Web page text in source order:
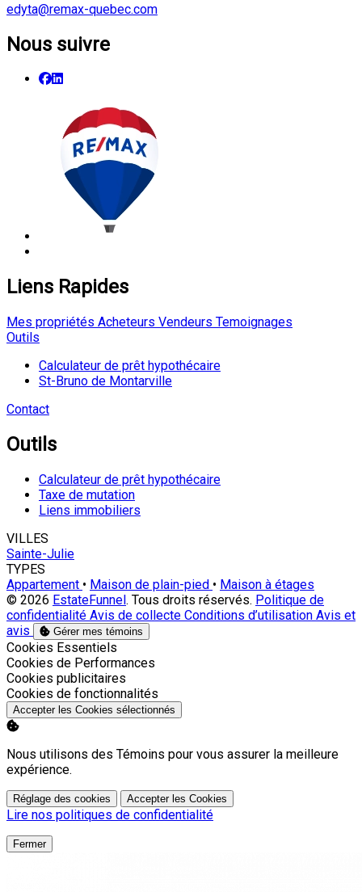
edyta@remax-quebec.com
Nous suivre
Liens Rapides
Mes propriétés Acheteurs Vendeurs Temoignages
Outils
Calculateur de prêt hypothécaire
St-Bruno de Montarville
Contact
Outils
Calculateur de prêt hypothécaire
Taxe de mutation
Liens immobiliers
VILLES
Sainte-Julie
TYPES
Appartement • Maison de plain-pied • Maison à étages
© 2026 EstateFunnel. Tous droits réservés. Politique de
confidentialité Avis de collecte Conditions d’utilisation Avis et
avis
Gérer mes témoins
Activer
Cookies Essentiels
Activer
Cookies de Performances
Activer
Cookies publicitaires
Activer
Cookies de fonctionnalités
Accepter les Cookies sélectionnés
Nous utilisons des Témoins pour vous assurer la meilleure
expérience.
Réglage des cookies Accepter les Cookies
Lire nos politiques de confidentialité
Fermer